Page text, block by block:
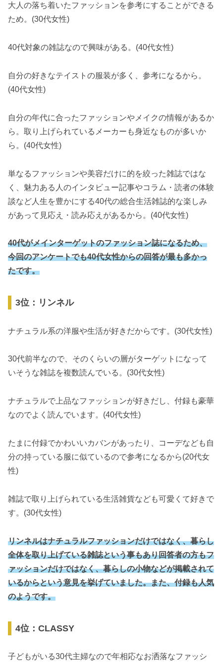
大人の落ち着いたファッションを参考にすることができる
ため。(30代女性)
40代対象の雑誌なので興味がある。(40代女性)
自分の好きなテイストの服装が多く、参考になるから。
(40代女性)
自分の年代に合ったファッションやメイクの情報があるか
ら。取り上げられているメーカーも身近なものが多いか
ら。(40代女性)
単なるファッションや美容だけに的を絞った雑誌ではな
く、魅力ある人のインタビュー記事やコラム・読者の体験
談など人生を豊かにする40代の総合生活雑誌的な楽しみ
があって見応え・読み応えがあるから。(40代女性)
40代がメインターゲットのファッション誌になるため、
今回のアンケートでも40代女性からの回答が最も多かっ
たです。
3位：リンネル
ナチュラル系の洋服や生活が好きだからです。(30代女性)
30代前半なので、そのくらいの層がターゲットになって
いそうな雑誌を複数読んでいる。(30代女性)
ナチュラルで上品なファッションが好きだし、付録も豪華
なのでよく読んでいます。(40代女性)
たまに付録でかわいいカバンがあったり、コーデなども自
分の持っている服に似ているので参考になるから(20代女
性)
雑誌で取り上げられている生活雑貨なども可愛くて好きで
す。(30代女性)
リンネルはナチュラルファッションだけではなく、暮らし
全体を取り上げている雑誌という事もあり回答者の方もフ
ァッションだけではなく、暮らしの小物などが掲載されて
いるからという意見を挙げていました。また、付録も人気
のようです。
4位：CLASSY
子どもがいる30代主婦なので年相応なお洒落なファッシ